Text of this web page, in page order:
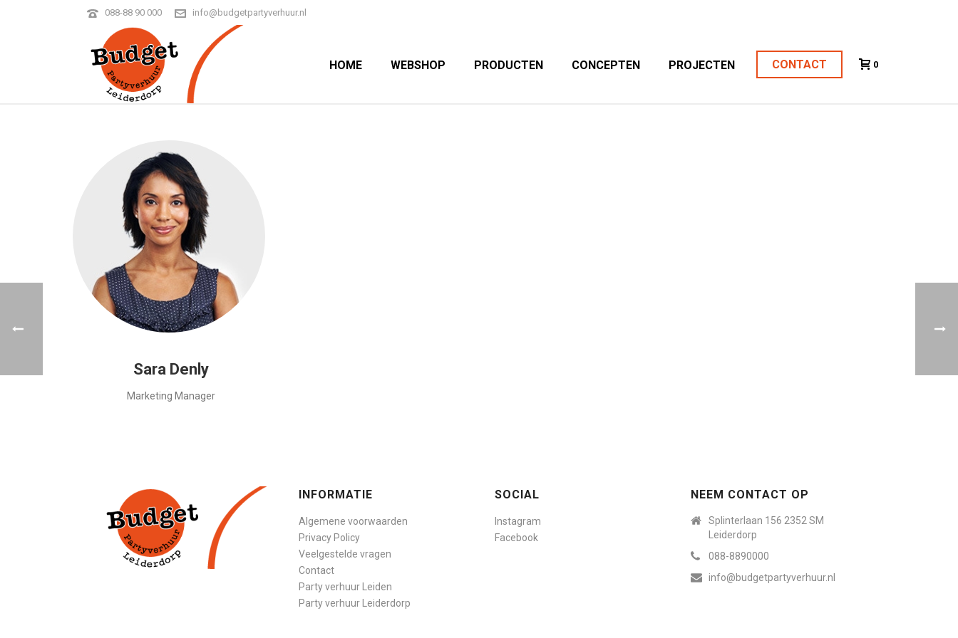
088-88 90 000 info@budgetpartyverhuur.nl
HOME WEBSHOP PRODUCTEN CONCEPTEN PROJECTEN CONTACT 0
Sara Denly
Marketing Manager
INFORMATIE
Algemene voorwaarden
Privacy Policy
Veelgestelde vragen
Contact
Party verhuur Leiden
Party verhuur Leiderdorp
SOCIAL
Instagram
Facebook
NEEM CONTACT OP
Splinterlaan 156 2352 SM
Leiderdorp
088-8890000
info@budgetpartyverhuur.nl